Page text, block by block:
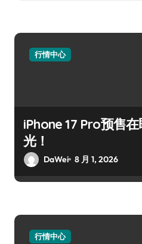
行情中心
iPhone 17 Pro预售
光！
DaWei 8 月 1, 2026
行情中心